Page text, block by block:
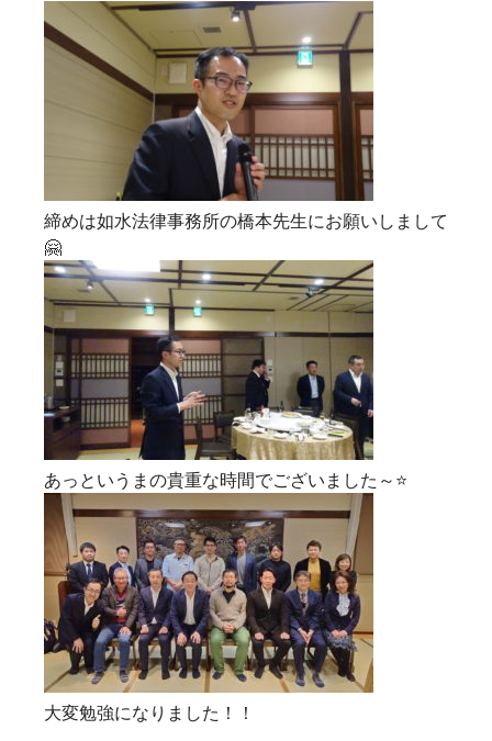
締めは如水法律事務所の橋本先生にお願いしまして
🤗
あっというまの貴重な時間でございました～⭐
大変勉強になりました！！